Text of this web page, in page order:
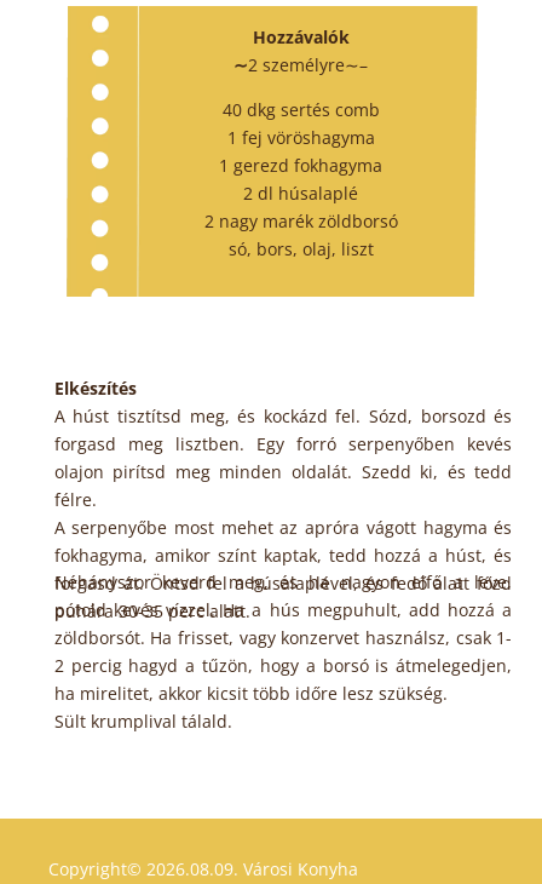
Hozzávalók
∼2 személyre∼–
40 dkg sertés comb
1 fej vöröshagyma
1 gerezd fokhagyma
2 dl húsalaplé
2 nagy marék zöldborsó
só, bors, olaj, liszt
Elkészítés
A húst tisztítsd meg, és kockázd fel. Sózd, borsozd és
forgasd meg lisztben. Egy forró serpenyőben kevés
olajon pirítsd meg minden oldalát. Szedd ki, és tedd
félre.
A serpenyőbe most mehet az apróra vágott hagyma és
fokhagyma, amikor színt kaptak, tedd hozzá a húst, és
forgasd át. Öntsd fel a húsalaplével, és fedő alatt főzd
puhára 30-35 perc alatt.
Néhányszor keverd meg, és ha nagyon elfő a leve,
pótold kevés vízzel. Ha a hús megpuhult, add hozzá a
zöldborsót. Ha frisset, vagy konzervet használsz, csak 1-
2 percig hagyd a tűzön, hogy a borsó is átmelegedjen,
ha mirelitet, akkor kicsit több időre lesz szükség.
Sült krumplival tálald.
Copyright© 2026.08.09. Városi Konyha